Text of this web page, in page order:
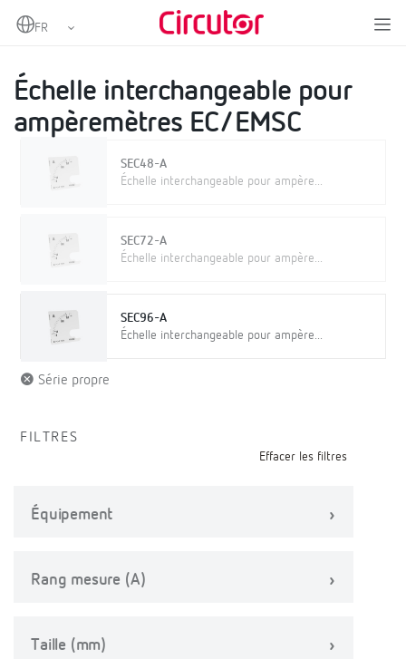
Home Instrumentation analogique
Échelle interchangeable pour
ampèremètres EC/EMSC
SEC48-A
Échelle interchangeable pour ampère...
SEC72-A
Échelle interchangeable pour ampère...
SEC96-A
Échelle interchangeable pour ampère...
Série propre
FILTRES
Effacer les filtres
Équipement
Rang mesure (A)
Taille (mm)